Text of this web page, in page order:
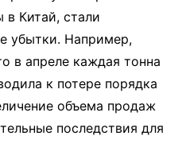
в Китай, стали
убытки. Например,
в апреле каждая тонна
к потере порядка
объема продаж
последствия для